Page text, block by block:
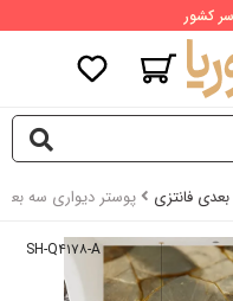
کشور
فانتزی پوستر دیواری سه
SH-Q۴۱۷۸-A